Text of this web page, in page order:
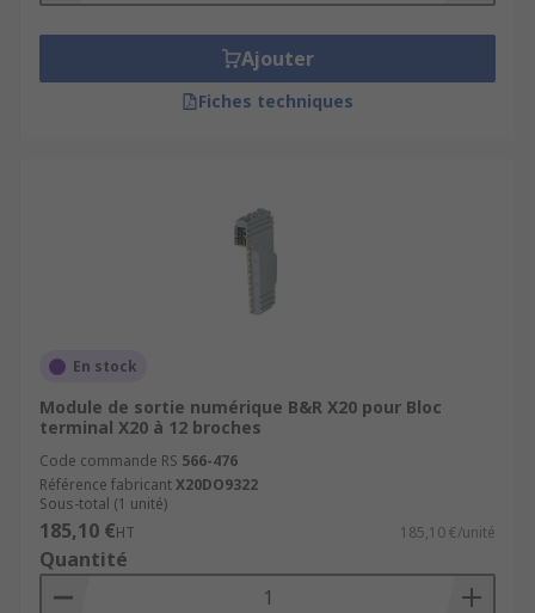
Ajouter
Fiches techniques
En stock
Module de sortie numérique B&R X20 pour Bloc
terminal X20 à 12 broches
Code commande RS 566-476
Référence fabricantX20DO9322
Sous-total (1 unité)
185,10 €HT 185,10 €/unité
Quantité